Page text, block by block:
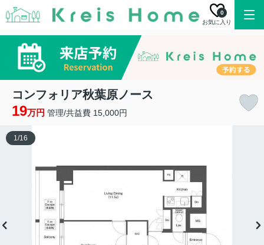
お気に入り
0
コンフォリア秋葉原ノース
19万円 管理/共益費 15,000円
1/16